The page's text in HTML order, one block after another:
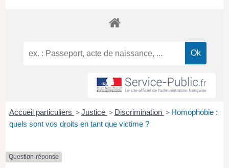
Accueil particuliers > Justice > Discrimination > Homophobie :
quels sont vos droits en tant que victime ?
Question-réponse